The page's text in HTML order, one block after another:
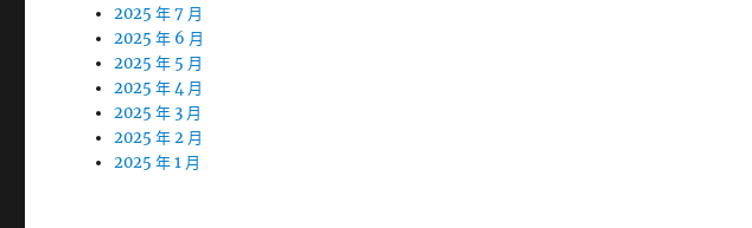
2025 年 7 月
2025 年 6 月
2025 年 5 月
2025 年 4 月
2025 年 3 月
2025 年 2 月
2025 年 1 月